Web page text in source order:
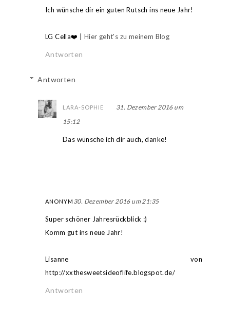
Ich wünsche dir ein guten Rutsch ins neue Jahr!
LG Cella❤️ | Hier geht's zu meinem Blog
Antworten
Antworten
LARA-SOPHIE
31. Dezember 2016 um
15:12
Das wünsche ich dir auch, danke!
ANONYM 30. Dezember 2016 um 21:35
Super schöner Jahresrückblick :)
Komm gut ins neue Jahr!
Lisanne von
http://xxthesweetsideoflife.blogspot.de/
Antworten